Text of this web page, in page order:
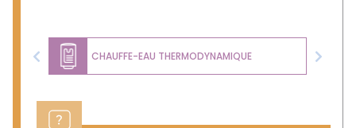
CHAUFFE-EAU THERMODYNAMIQUE
Previous Next